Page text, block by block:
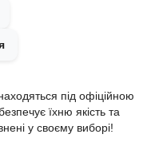
під офіційною
їхню якість та
у своєму виборі!